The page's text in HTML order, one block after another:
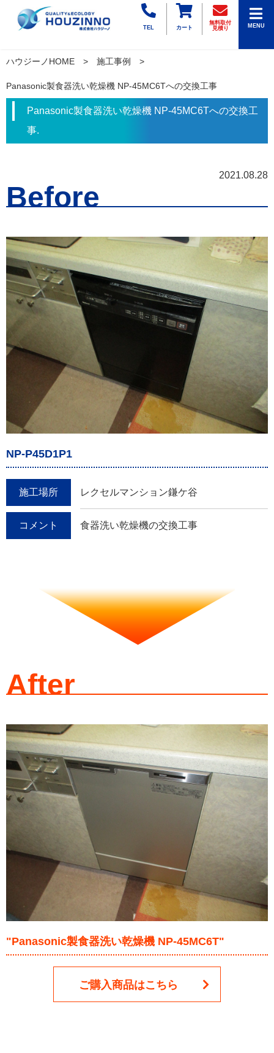
TEL カート
無料取付
見積り
MENU
ハウジーノHOME 施工事例
Panasonic製食器洗い乾燥機 NP-45MC6Tへの交換工事
Panasonic製食器洗い乾燥機 NP-45MC6Tへの交換工
事.
2021.08.28
Before
NP-P45D1P1
施工場所 レクセルマンション鎌ケ谷
コメント 食器洗い乾燥機の交換工事
After
"Panasonic製食器洗い乾燥機 NP-45MC6T"
ご購入商品はこちら